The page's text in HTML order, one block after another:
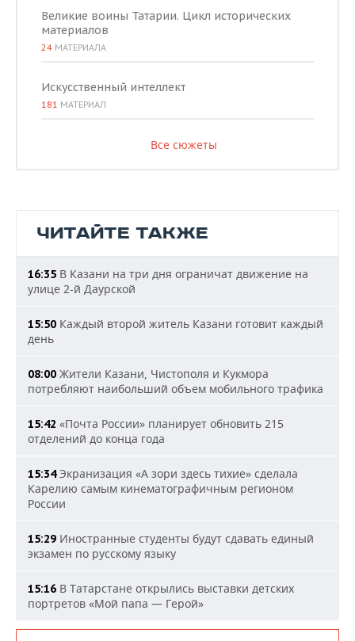
Великие воины Татарии. Цикл исторических
материалов
24 МАТЕРИАЛА
Искусственный интеллект
181 МАТЕРИАЛ
Все сюжеты
ЧИТАЙТЕ ТАКЖЕ
16:35 В Казани на три дня ограничат движение на
улице 2-й Даурской
15:50 Каждый второй житель Казани готовит каждый
день
08:00 Жители Казани, Чистополя и Кукмора
потребляют наибольший объем мобильного трафика
15:42 «Почта России» планирует обновить 215
отделений до конца года
15:34Экранизация «А зори здесь тихие» сделала
Карелию самым кинематографичным регионом
России
15:29 Иностранные студенты будут сдавать единый
экзамен по русскому языку
15:16 В Татарстане открылись выставки детских
портретов «Мой папа — Герой»